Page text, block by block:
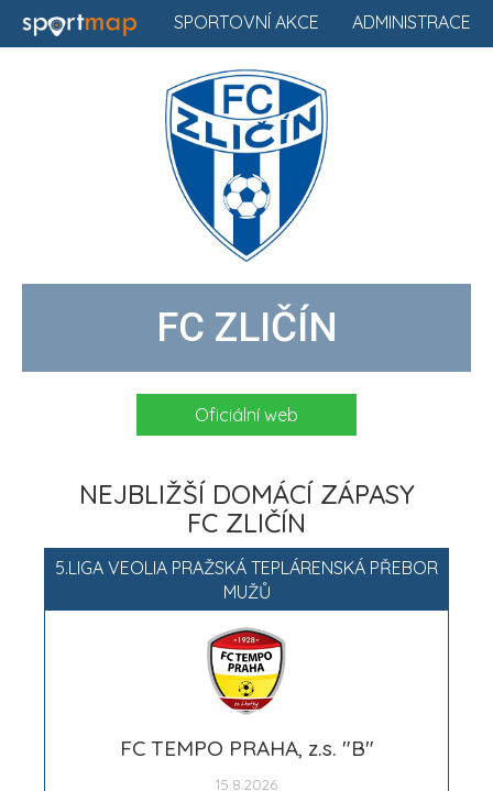
ADMINISTRACE
SPORTOVNÍ AKCE
FC ZLIČÍN
Oficiální web
NEJBLIŽŠÍ DOMÁCÍ ZÁPASY
FC ZLIČÍN
5.LIGA VEOLIA PRAŽSKÁ TEPLÁRENSKÁ PŘEBOR
MUŽŮ
FC TEMPO PRAHA, z.s. "B"
15.8.2026